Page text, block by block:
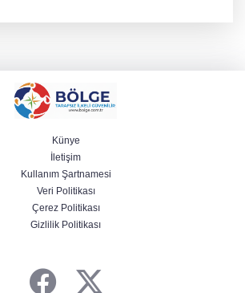
Künye
İletişim
Kullanım Şartnamesi
Veri Politikası
Çerez Politikası
Gizlilik Politikası